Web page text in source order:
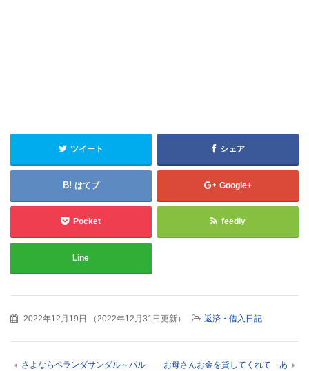
ツイート シェア
はてブ Google+
Pocket feedly
Line
2022年12月19日 （2022年12月31日更新） 返済・借入日記
さよならベランダサンダル～パル
お母さんお金を貸してくれて あ